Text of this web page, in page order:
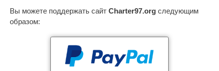
Вы можете поддержать сайт Charter97.org следующим
образом: